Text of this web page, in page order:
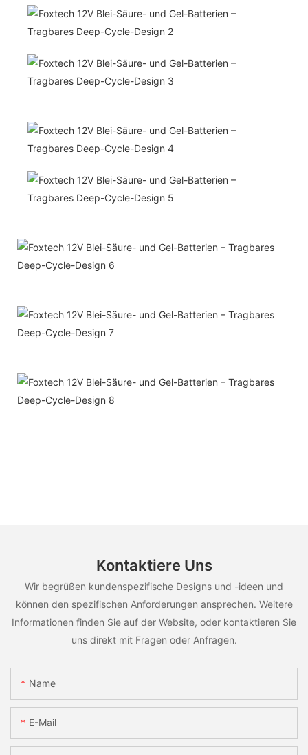
Kontaktiere Uns
Wir begrüßen kundenspezifische Designs und -ideen und
können den spezifischen Anforderungen ansprechen. Weitere
Informationen finden Sie auf der Website, oder kontaktieren Sie
uns direkt mit Fragen oder Anfragen.
Name
E-Mail